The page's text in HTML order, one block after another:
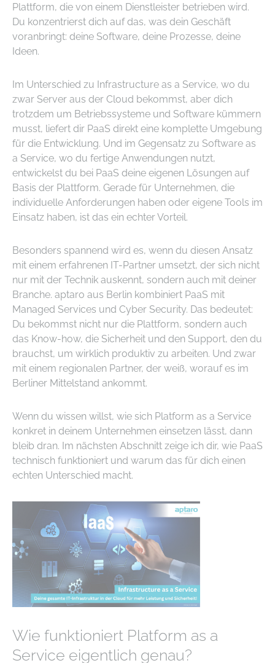
Plattform, die von einem Dienstleister betrieben wird.
Du konzentrierst dich auf das, was dein Geschäft
voranbringt: deine Software, deine Prozesse, deine
Ideen.
Im Unterschied zu Infrastructure as a Service, wo du
zwar Server aus der Cloud bekommst, aber dich
trotzdem um Betriebssysteme und Software kümmern
musst, liefert dir PaaS direkt eine komplette Umgebung
für die Entwicklung. Und im Gegensatz zu Software as
a Service, wo du fertige Anwendungen nutzt,
entwickelst du bei PaaS deine eigenen Lösungen auf
Basis der Plattform. Gerade für Unternehmen, die
individuelle Anforderungen haben oder eigene Tools im
Einsatz haben, ist das ein echter Vorteil.
Besonders spannend wird es, wenn du diesen Ansatz
mit einem erfahrenen IT-Partner umsetzt, der sich nicht
nur mit der Technik auskennt, sondern auch mit deiner
Branche. aptaro aus Berlin kombiniert PaaS mit
Managed Services und Cyber Security. Das bedeutet:
Du bekommst nicht nur die Plattform, sondern auch
das Know-how, die Sicherheit und den Support, den du
brauchst, um wirklich produktiv zu arbeiten. Und zwar
mit einem regionalen Partner, der weiß, worauf es im
Berliner Mittelstand ankommt.
Wenn du wissen willst, wie sich Platform as a Service
konkret in deinem Unternehmen einsetzen lässt, dann
bleib dran. Im nächsten Abschnitt zeige ich dir, wie PaaS
technisch funktioniert und warum das für dich einen
echten Unterschied macht.
Wie funktioniert Platform as a
Service eigentlich genau?